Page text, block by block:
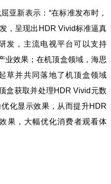
亚新表示：“在标准发布时，
，呈现出HDR Vivid标准逼真
发，主流电视平台可以支持
业效果；在机顶盒领域，海思
草并共同落地了机顶盒领域
盒获取并处理HDR Vivid元数
化显示效果，从而提升HDR
果，大幅优化消费者观看体